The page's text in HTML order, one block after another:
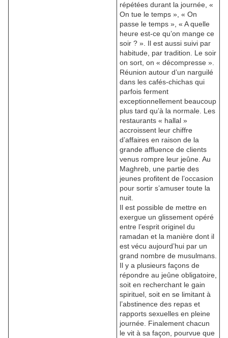
répétées durant la journée, «
On tue le temps », « On
passe le temps », « A quelle
heure est-ce qu’on mange ce
soir ? ». Il est aussi suivi par
habitude, par tradition. Le soir
on sort, on « décompresse ».
Réunion autour d’un narguilé
dans les cafés-chichas qui
parfois ferment
exceptionnellement beaucoup
plus tard qu’à la normale. Les
restaurants « hallal »
accroissent leur chiffre
d’affaires en raison de la
grande affluence de clients
venus rompre leur jeûne. Au
Maghreb, une partie des
jeunes profitent de l’occasion
pour sortir s’amuser toute la
nuit.
Il est possible de mettre en
exergue un glissement opéré
entre l’esprit originel du
ramadan et la manière dont il
est vécu aujourd’hui par un
grand nombre de musulmans.
Il y a plusieurs façons de
répondre au jeûne obligatoire,
soit en recherchant le gain
spirituel, soit en se limitant à
l’abstinence des repas et
rapports sexuelles en pleine
journée. Finalement chacun
le vit à sa façon, pourvue que